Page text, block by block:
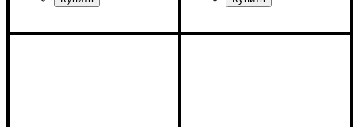
Ширина: 90 см
Ширина: 180 см